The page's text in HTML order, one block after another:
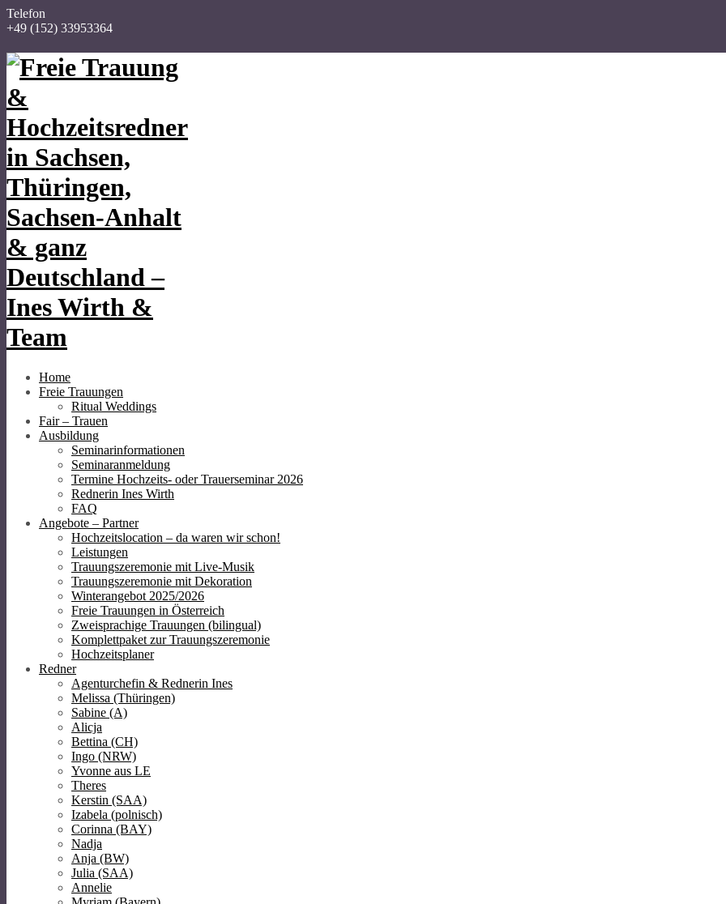
Telefon
+49 (152) 33953364
Home
Freie Trauungen
Ritual Weddings
Fair – Trauen
Ausbildung
Seminarinformationen
Seminaranmeldung
Termine Hochzeits- oder Trauerseminar 2026
Rednerin Ines Wirth
FAQ
Angebote – Partner
Hochzeitslocation – da waren wir schon!
Leistungen
Trauungszeremonie mit Live-Musik
Trauungszeremonie mit Dekoration
Winterangebot 2025/2026
Freie Trauungen in Österreich
Zweisprachige Trauungen (bilingual)
Komplettpaket zur Trauungszeremonie
Hochzeitsplaner
Redner
Agenturchefin & Rednerin Ines
Melissa (Thüringen)
Sabine (A)
Alicja
Bettina (CH)
Ingo (NRW)
Yvonne aus LE
Theres
Kerstin (SAA)
Izabela (polnisch)
Corinna (BAY)
Nadja
Anja (BW)
Julia (SAA)
Annelie